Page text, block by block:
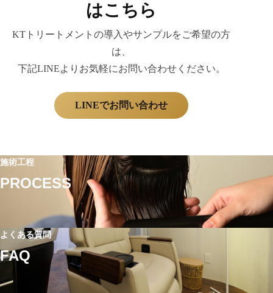
はこちら
KTトリートメントの導入やサンプルをご希望の方
は、
下記LINEよりお気軽にお問い合わせください。
LINEでお問い合わせ
施術工程
PROCESS
よくある質問
FAQ